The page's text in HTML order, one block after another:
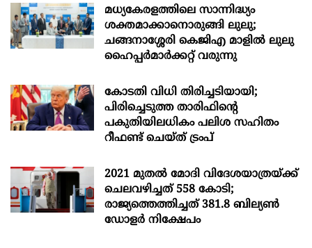
മധ്യകേരളത്തിലെ സാന്നിദ്ധ്യം
ശക്തമാക്കാനൊരുങ്ങി ലുലു;
ചങ്ങനാശ്ശേരി കെജിഎ മാളിൽ ലുലു
ഹൈപ്പർമാർക്കറ്റ് വരുന്നു
കോടതി വിധി തിരിച്ചടിയായി;
പിരിച്ചെടുത്ത താരിഫിന്‍റെ
പകുതിയിലധികം പലിശ സഹിതം
റീഫണ്ട് ചെയ്ത് ട്രംപ്
2021 മുതൽ മോദി വിദേശയാത്രയ്ക്ക്
ചെലവഴിച്ചത് 558 കോടി;
രാജ്യത്തെത്തിച്ചത് 381.8 ബില്യൺ
ഡോളർ നിക്ഷേപം